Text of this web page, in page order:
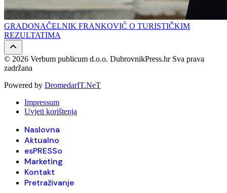
GRADONAČELNIK FRANKOVIĆ O TURISTIČKIM
REZULTATIMA
© 2026 Verbum publicum d.o.o. DubrovnikPress.hr Sva prava
zadržana
Powered by DromedarIT.NeT
Impressum
Uvjeti korištenja
Naslovna
Aktualno
esPRESSo
Marketing
Kontakt
Pretraživanje